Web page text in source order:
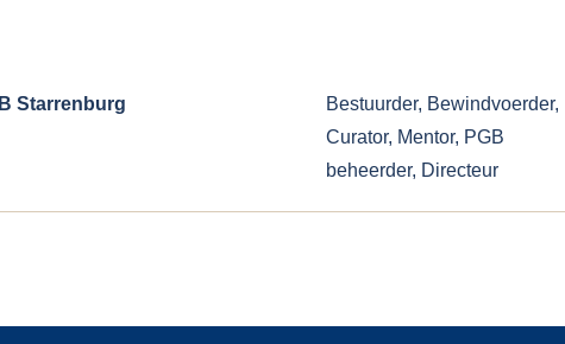
B Starrenburg
Bestuurder, Bewindvoerder,
Curator, Mentor, PGB
beheerder, Directeur